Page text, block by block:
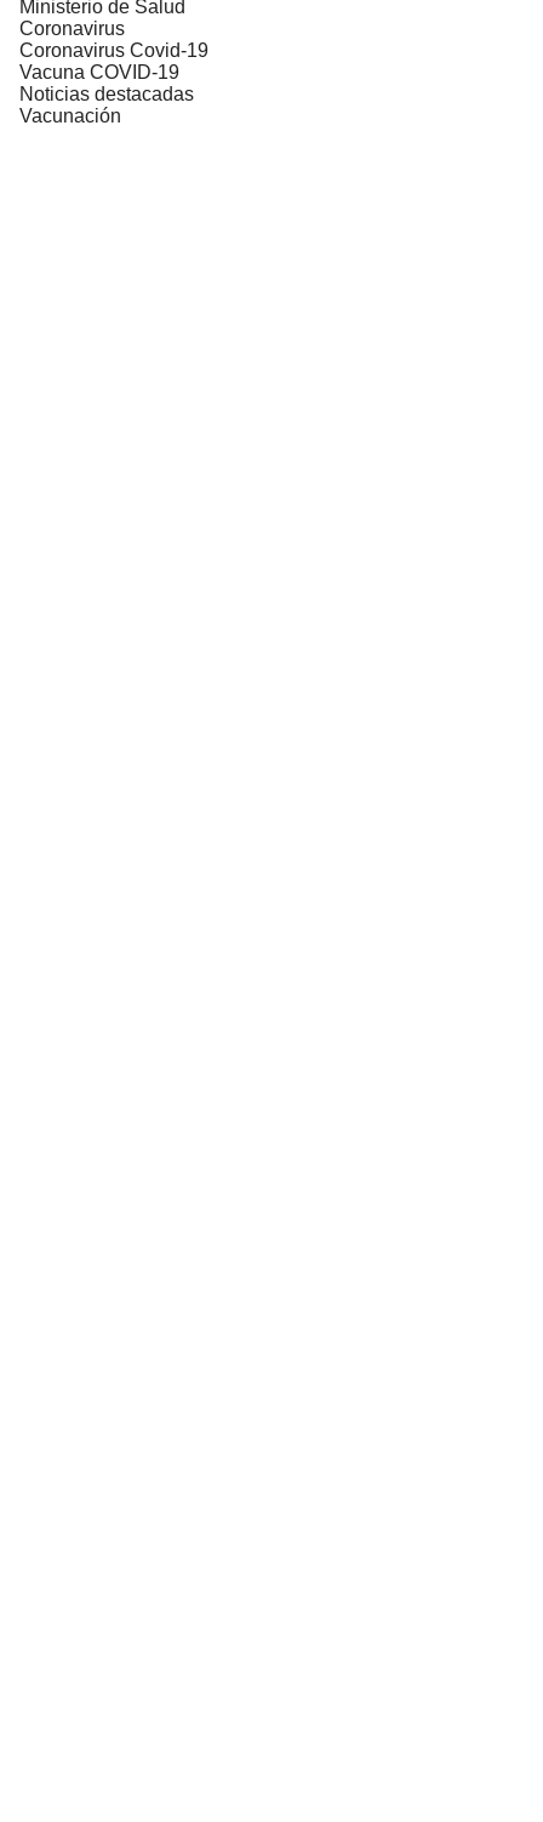
Ministerio de Salud
Coronavirus
Coronavirus Covid-19
Vacuna COVID-19
Noticias destacadas
Vacunación